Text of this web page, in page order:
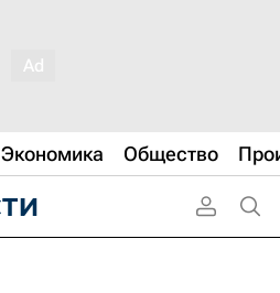
Экономика Общество